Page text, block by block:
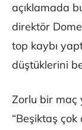
açıklamada
direktör
top kaybı
düştüklerini
Zorlu bir maç
“Beşiktaş